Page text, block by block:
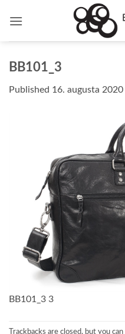
BB101_3
Published 16. augusta 2020
BB101_3 3
Trackbacks are closed, but you can